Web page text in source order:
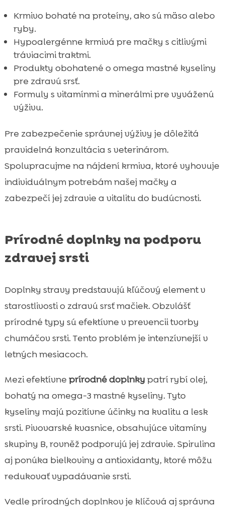
Krmivo bohaté na proteíny, ako sú mäso alebo
ryby.
Hypoalergénne krmivá pre mačky s citlivými
tráviacimi traktmi.
Produkty obohatené o omega mastné kyseliny
pre zdravú srsť.
Formuly s vitamínmi a minerálmi pre vyváženú
výživu.
Pre zabezpečenie správnej výživy je dôležitá
pravidelná konzultácia s veterinárom.
Spolupracujme na nájdení krmiva, ktoré vyhovuje
individuálnym potrebám našej mačky a
zabezpečí jej zdravie a vitalitu do budúcnosti.
Prírodné doplnky na podporu
zdravej srsti
Doplnky stravy predstavujú kľúčový element v
starostlivosti o zdravú srsť mačiek. Obzvlášť
prírodné typy sú efektívne v prevencii tvorby
chumáčov srsti. Tento problém je intenzívnejší v
letných mesiacoch.
Mezi efektívne prírodné doplnky patrí rybí olej,
bohatý na omega-3 mastné kyseliny. Tyto
kyseliny majú pozitívne účinky na kvalitu a lesk
srsti. Pivovarské kvasnice, obsahujúce vitamíny
skupiny B, rovněž podporujú jej zdravie. Spirulina
aj ponúka bielkoviny a antioxidanty, ktoré môžu
redukovať vypadávanie srsti.
Vedle prírodných doplnkov je klíčová aj správna